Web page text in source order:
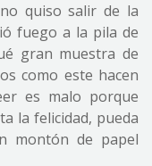
quiso salir de la
fuego a la pila de
gran muestra de
como este hacen
es malo porque
la felicidad, pueda
montón de papel